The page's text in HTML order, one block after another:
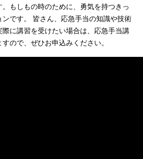
。もしもの時のために、勇気を持つきっ
です。 皆さん、応急手当の知識や技術
に講習を受けたい場合は、応急手当講
ので、ぜひお申込みください。